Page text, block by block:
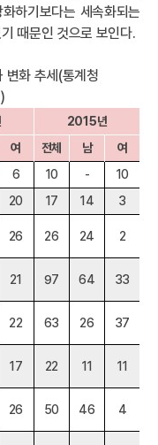
하기보다는 세속화되는
때문인 것으로 보인다.
변화 추세(통계청
2015년
여 전체 남
여
6 10 -
10
20 17 14
3
26 26 24 2
21 97 64 33
22 63 26 37
17 22 11 11
26 50 46 4